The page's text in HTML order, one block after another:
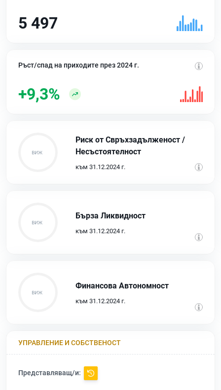
5 497
Ръст/спад на приходите през 2024 г.
+9,3%
Риск от Свръхзадълженост /
Несъстоятелност
към 31.12.2024 г.
Бърза Ликвидност
към 31.12.2024 г.
Финансова Автономност
към 31.12.2024 г.
УПРАВЛЕНИЕ И СОБСТВЕНОСТ
Представляващ/и: